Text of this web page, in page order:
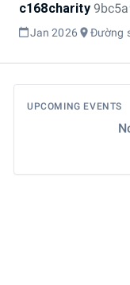
c168charity
Jan 2026 Đường
UPCOMING EVENTS